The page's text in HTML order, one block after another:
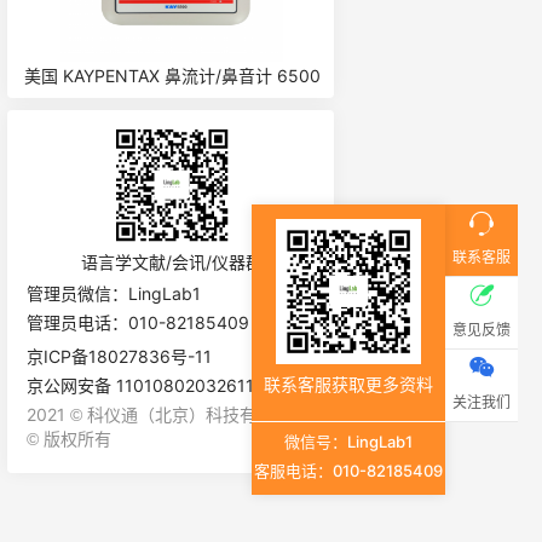
联系客服
联系客服获取更多资料
微信号：LingLab1
客服电话：010-82185409
意见反馈
关注我们
美国 KAYPENTAX 鼻流计/鼻音计 6500
语言学文献/会讯/仪器群
管理员微信：LingLab1
管理员电话：010-82185409
京ICP备18027836号-11
京公网安备 11010802032611号
2021 © 科仪通（北京）科技有限公司
© 版权所有